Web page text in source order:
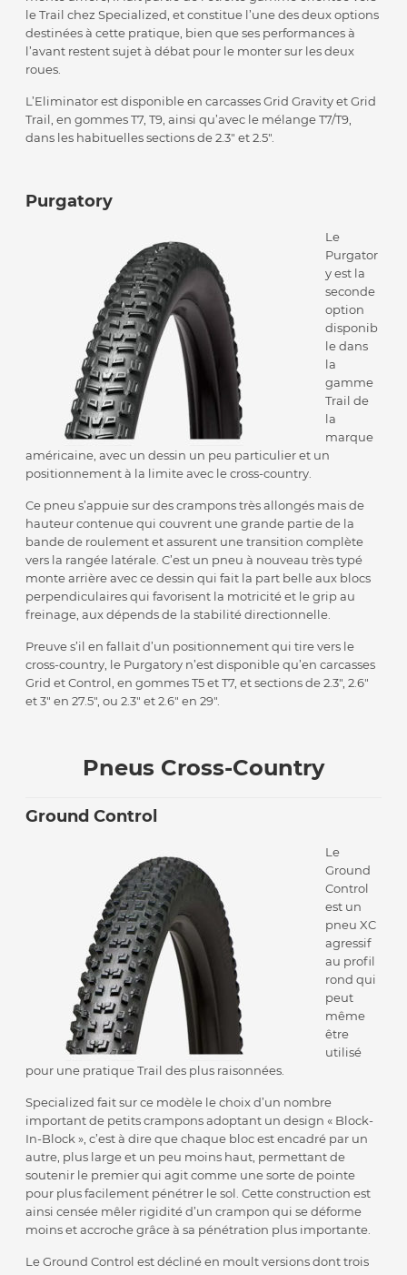
le Trail chez Specialized, et constitue l’une des deux options
destinées à cette pratique, bien que ses performances à
l’avant restent sujet à débat pour le monter sur les deux
roues.
L’Eliminator est disponible en carcasses Grid Gravity et Grid
Trail, en gommes T7, T9, ainsi qu’avec le mélange T7/T9,
dans les habituelles sections de 2.3″ et 2.5″.
Purgatory
Le
Purgator
y est la
seconde
option
disponib
le dans
la
gamme
Trail de
la
marque
américaine, avec un dessin un peu particulier et un
positionnement à la limite avec le cross-country.
Ce pneu s’appuie sur des crampons très allongés mais de
hauteur contenue qui couvrent une grande partie de la
bande de roulement et assurent une transition complète
vers la rangée latérale. C’est un pneu à nouveau très typé
monte arrière avec ce dessin qui fait la part belle aux blocs
perpendiculaires qui favorisent la motricité et le grip au
freinage, aux dépends de la stabilité directionnelle.
Preuve s’il en fallait d’un positionnement qui tire vers le
cross-country, le Purgatory n’est disponible qu’en carcasses
Grid et Control, en gommes T5 et T7, et sections de 2.3″, 2.6″
et 3″ en 27.5″, ou 2.3″ et 2.6″ en 29″.
Pneus Cross-Country
Ground Control
Le
Ground
Control
est un
pneu XC
agressif
au profil
rond qui
peut
même
être
utilisé
pour une pratique Trail des plus raisonnées.
Specialized fait sur ce modèle le choix d’un nombre
important de petits crampons adoptant un design « Block-
In-Block », c’est à dire que chaque bloc est encadré par un
autre, plus large et un peu moins haut, permettant de
soutenir le premier qui agit comme une sorte de pointe
pour plus facilement pénétrer le sol. Cette construction est
ainsi censée mêler rigidité d’un crampon qui se déforme
moins et accroche grâce à sa pénétration plus importante.
Le Ground Control est décliné en moult versions dont trois